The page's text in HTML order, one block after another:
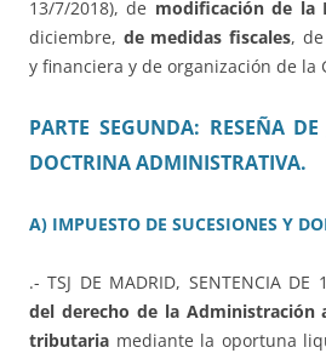
13/7/2018), de modificación de la
diciembre, de medidas fiscales,
y financiera y de organización de la
PARTE SEGUNDA: RESEÑA
DOCTRINA ADMINISTRATIVA.
A) IMPUESTO DE SUCESIONES Y
.- TSJ DE MADRID, SENTENCIA DE
del derecho de la Administración
tributaria mediante la oportuna